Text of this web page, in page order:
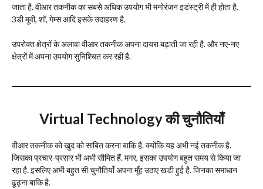
जाता है. वीआर तकनीक का सबसे अधिक उपयोग भी मनोरंजन इडंस्ट्री में ही होता है.
3डी मूवी, शॉ, गेम्स आदि इसके उदाहरण है.
उपरोक्त क्षेत्रों के अलावा वीआर तकनीक अपना दायरा बढ़ाती जा रही है. और नए-नए
क्षेत्रों में अपना उपयोग सुनिश्चित कर रही है.
Virtual Technologyकी चुनौतियाँ
वीआर तकनीक को खुद को साबित करना बाकि है. क्योंकि यह अभी नई तकनीक है.
जिसका प्रचार-प्रसार भी अभी सीमित हैं. मगर, इसका उपयोग बहुत समय से किया जा
रहा है. इसलिए अभी बहुत सी चुनौतियाँ अपना मूँह उठाए खडी हुई है. जिनका समाधान
ढूढ़ना बाकि है.